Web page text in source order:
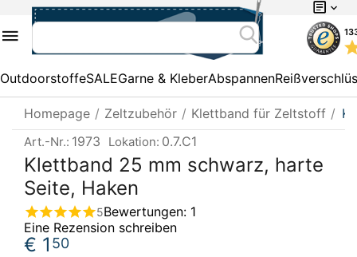
OutdoorstoffeSALEGarne & KleberAbspannen
Homepage / Zeltzubehör / Klettband für Zeltstoff /
Art.-Nr.: 1973 Lokation: 0.7.C1
Klettband 25 mm schwarz, harte
Seite, Haken
5Bewertungen: 1
Eine Rezension schreiben
€ 1 50